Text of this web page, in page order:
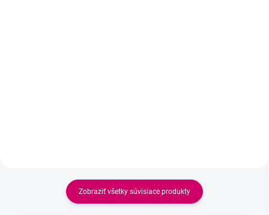
Zobraziť všetky súvisiace produkty